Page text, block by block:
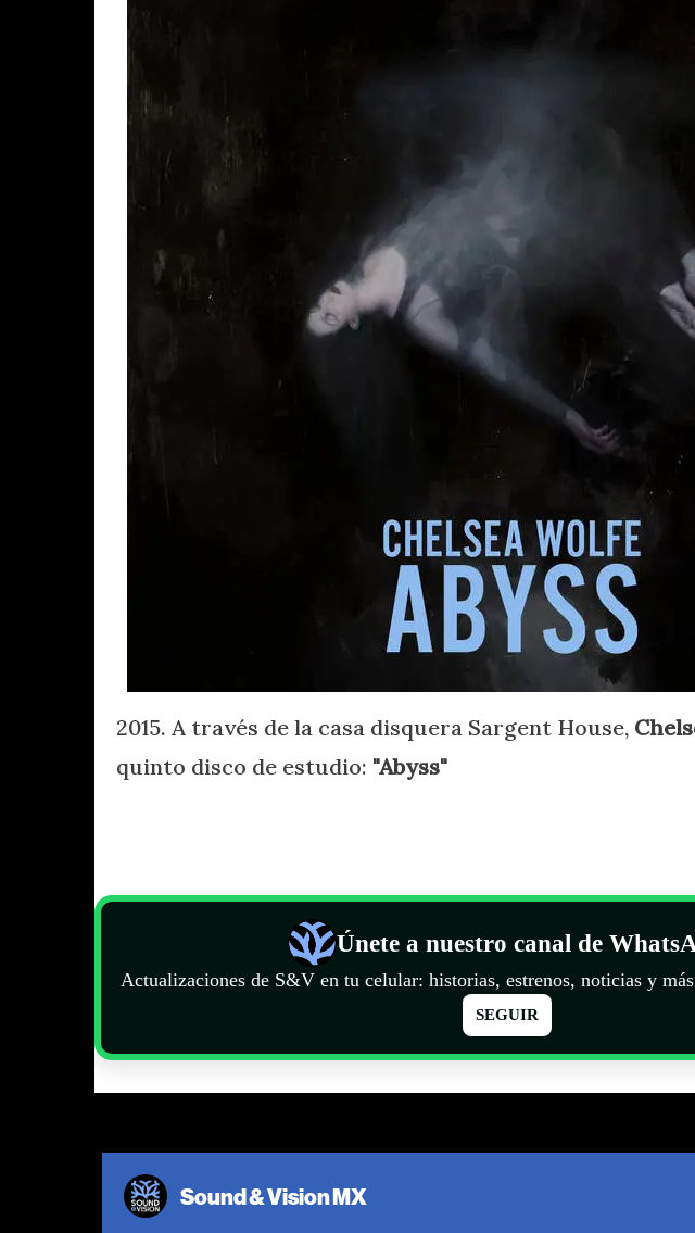
2015. A través de la casa disquera Sargent House,
quinto disco de estudio: "Abyss"
Únete a nuestro canal de
Actualizaciones de S&V en tu celular: historias, estrenos, noticias y
SEGUIR